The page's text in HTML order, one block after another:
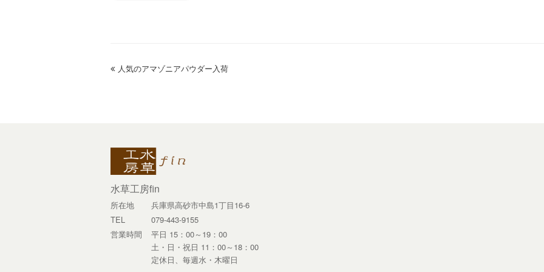
previous
人気のアマゾニアパウダー入荷
水草工房fin
所在地
兵庫県高砂市中島1丁目16-6
TEL
079-443-9155
営業時間
平日 15：00～19：00
土・日・祝日 11：00～18：00
定休日、毎週水・木曜日